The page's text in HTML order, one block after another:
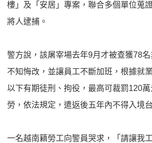
樓」及「安居」專案，聯合多個單位蒐
將人逮捕。
警方說，該屠宰場去年9月才被查獲78
不知悔改，並讓員工不斷加班，根據就
以下有期徒刑、拘役，最高可裁罰120
勞，依法規定，遣返後五年內不得入境
一名越南籍勞工向警員哭求，「請讓我